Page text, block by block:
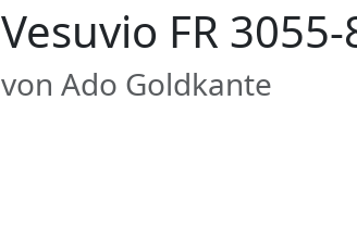
Vesuvio FR
von Ado Goldkante